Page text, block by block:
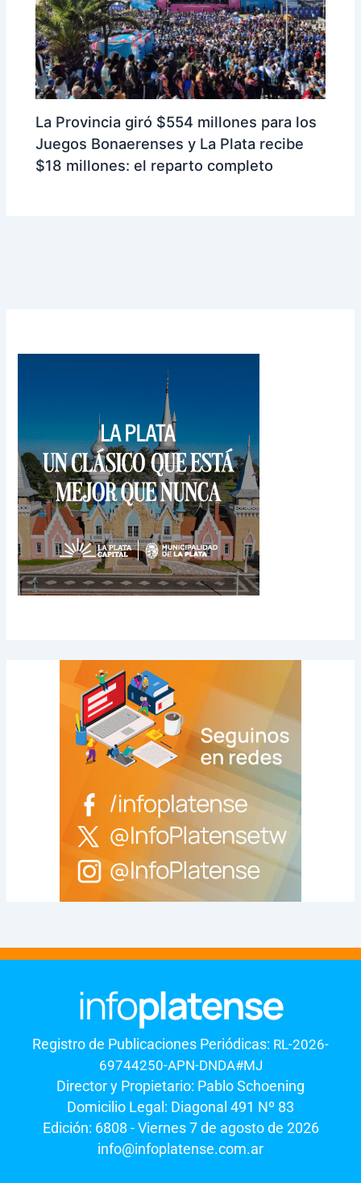
La Provincia giró $554 millones para los
Juegos Bonaerenses y La Plata recibe
$18 millones: el reparto completo
Registro de Publicaciones Periódicas: RL-2026-
69744250-APN-DNDA#MJ
Director y Propietario: Pablo Schoening
Domicilio Legal: Diagonal 491 Nº 83
Edición: 6808 - Viernes 7 de agosto de 2026
info@infoplatense.com.ar